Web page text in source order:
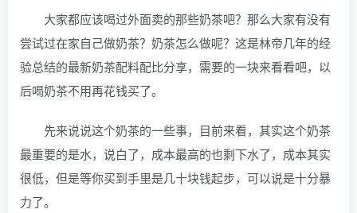
大家都应该喝过外面卖的那些奶茶吧？那么大家有没有
尝试过在家自己做奶茶？奶茶怎么做呢？这是林帝几年的经
验总结的最新奶茶配料配比分享，需要的一块来看看吧，以
后喝奶茶不用再花钱买了。
先来说说这个奶茶的一些事，目前来看，其实这个奶茶
最重要的是水，说白了，成本最高的也剩下水了，成本其实
很低，但是等你买到手里是几十块钱起步，可以说是十分暴
力了。